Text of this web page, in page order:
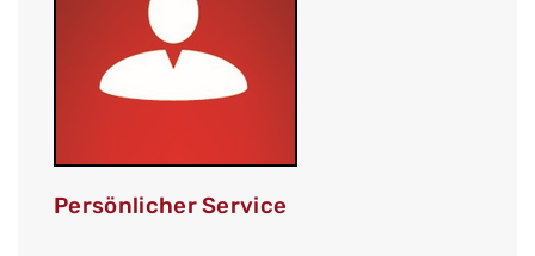
Persönlicher Service